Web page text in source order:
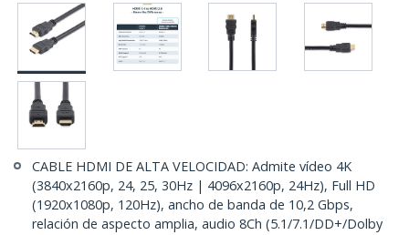
CABLE HDMI DE ALTA VELOCIDAD: Admite vídeo 4K
(3840x2160p, 24, 25, 30Hz | 4096x2160p, 24Hz), Full HD
(1920x1080p, 120Hz), ancho de banda de 10,2 Gbps,
relación de aspecto amplia, audio 8Ch (5.1/7.1/DD+/Dolby